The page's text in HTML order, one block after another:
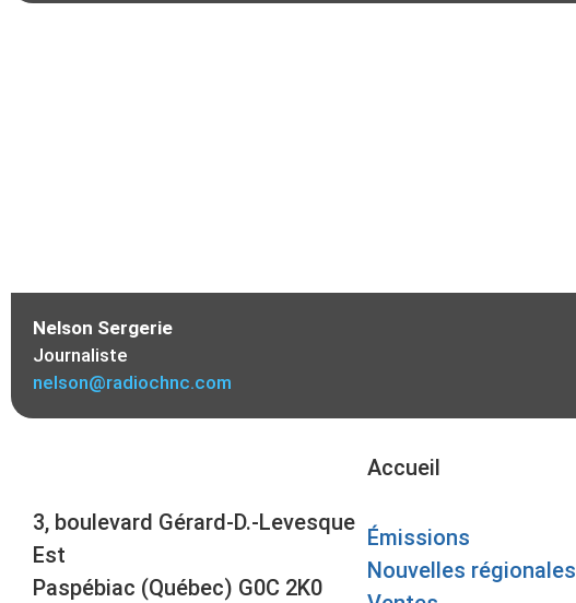
Nelson Sergerie
Journaliste
nelson@radiochnc.com
3, boulevard Gérard-D.-Levesque
Est
Paspébiac (Québec) G0C 2K0
Accueil
Émissions
Nouvelles régionales